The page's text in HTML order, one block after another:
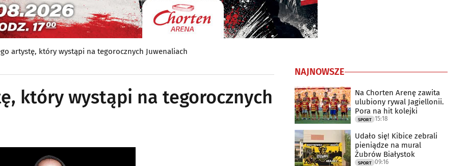
artystę, który wystąpi na tegorocznych Juwenaliach
który wystąpi na tegorocznych
NAJNOWSZE
Na Chorten Arenę zawita
ulubiony rywal Jagiellonii.
Pora na hit kolejki
SPORT 15:18
Udało się! Kibice zebrali
pieniądze na mural
Żubrów Białystok
SPORT 09:16